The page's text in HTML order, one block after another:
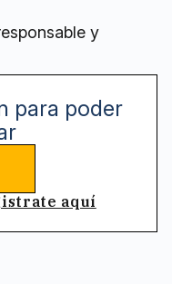
y
para poder
aquí